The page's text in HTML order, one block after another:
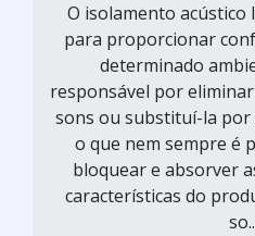
O isolamento acústico
para proporcionar
determinado
responsável por
sons ou substituí-la por
o que nem sempre é
bloquear e absorver
características do